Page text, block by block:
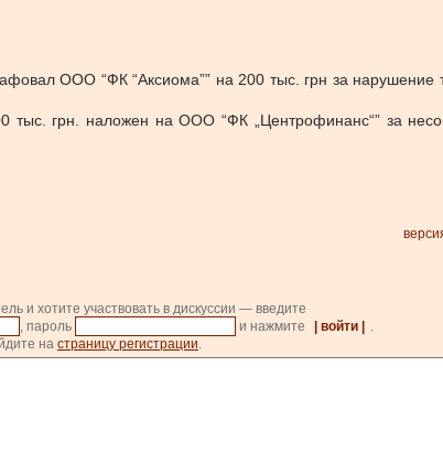
ООО “ФК “Аксиома”” на 200 тыс. грн за нарушение
грн. наложен на ООО “ФК „Центрофинанс“” за
и хотите участвовать в дискуссии — введите
, пароль и нажмите | войти |
.
на страницу регистрации.